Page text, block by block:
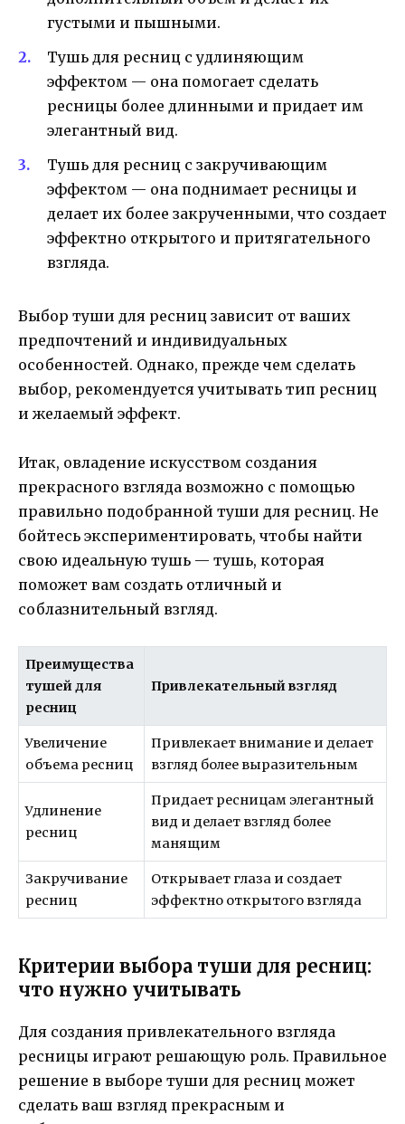
густыми и пышными.
Тушь для ресниц с удлиняющим
эффектом — она помогает сделать
ресницы более длинными и придает им
элегантный вид.
Тушь для ресниц с закручивающим
эффектом — она поднимает ресницы и
делает их более закрученными, что создает
эффектно открытого и притягательного
взгляда.
Выбор туши для ресниц зависит от ваших
предпочтений и индивидуальных
особенностей. Однако, прежде чем сделать
выбор, рекомендуется учитывать тип ресниц
и желаемый эффект.
Итак, овладение искусством создания
прекрасного взгляда возможно с помощью
правильно подобранной туши для ресниц. Не
бойтесь экспериментировать, чтобы найти
свою идеальную тушь — тушь, которая
поможет вам создать отличный и
соблазнительный взгляд.
Преимущества
тушей для
ресниц
Привлекательный взгляд
Увеличение
объема ресниц
Привлекает внимание и делает
взгляд более выразительным
Удлинение
ресниц
Придает ресницам элегантный
вид и делает взгляд более
манящим
Закручивание
ресниц
Открывает глаза и создает
эффектно открытого взгляда
Критерии выбора туши для ресниц:
что нужно учитывать
Для создания привлекательного взгляда
ресницы играют решающую роль. Правильное
решение в выборе туши для ресниц может
сделать ваш взгляд прекрасным и